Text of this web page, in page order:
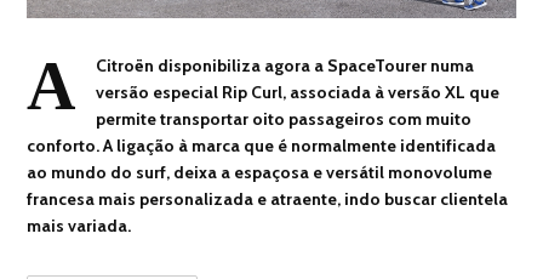
A
Citroën disponibiliza agora a SpaceTourer numa
versão especial Rip Curl, associada à versão XL que
permite transportar oito passageiros com muito
conforto. A ligação à marca que é normalmente identificada
ao mundo do surf, deixa a espaçosa e versátil monovolume
francesa mais personalizada e atraente, indo buscar clientela
mais variada.